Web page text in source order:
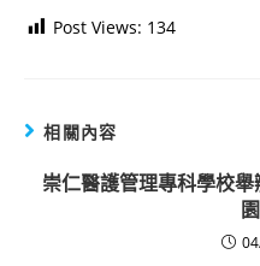
Post Views: 134
相關內容
崇仁醫護管理專科學校